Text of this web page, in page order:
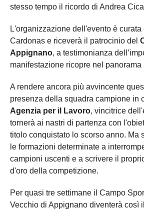
stesso tempo il ricordo di Andrea
L'organizzazione dell'evento è
Cardonas e riceverà il patrocinio del
Appignano, a testimonianza
manifestazione ricopre nel panorama
A rendere ancora più avvincente
presenza della squadra campione in
Agenzia per il Lavoro, vincitrice
tornerà ai nastri di partenza con
titolo conquistato lo scorso anno. Ma
le formazioni determinate a
campioni uscenti e a scrivere il
d'oro della competizione.
Per quasi tre settimane il Campo
Vecchio di Appignano diventerà così